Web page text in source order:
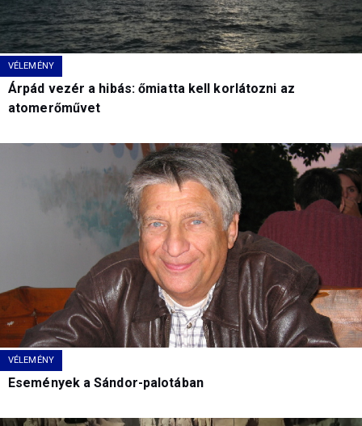
VÉLEMÉNY
Árpád vezér a hibás: őmiatta kell korlátozni az
atomerőművet
VÉLEMÉNY
Események a Sándor-palotában